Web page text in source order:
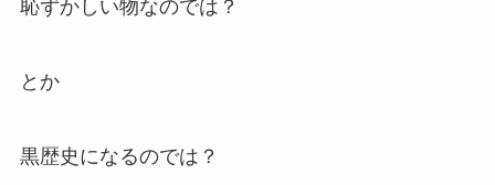
恥ずかしい物なのでは？
とか
黒歴史になるのでは？